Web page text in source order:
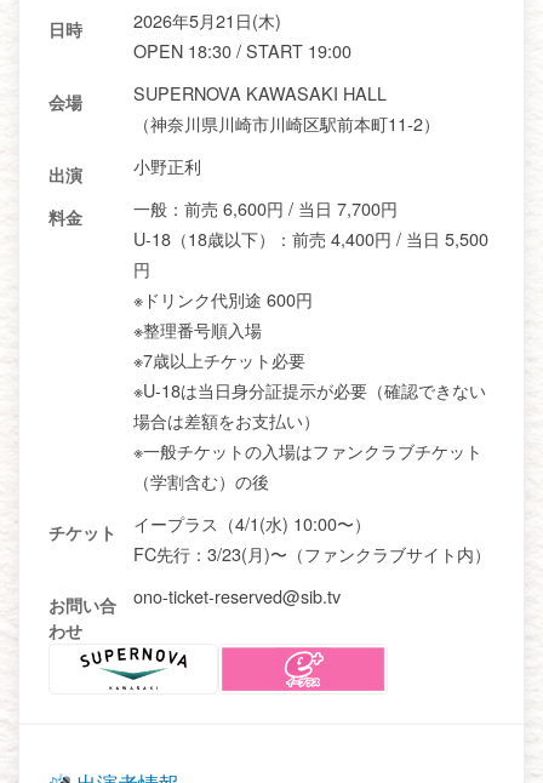
日時
2026年5月21日(木)
OPEN 18:30 / START 19:00
会場
SUPERNOVA KAWASAKI HALL
（神奈川県川崎市川崎区駅前本町11-2）
出演 小野正利
料金
一般：前売 6,600円 / 当日 7,700円
U-18（18歳以下）：前売 4,400円 / 当日 5,500
円
※ドリンク代別途 600円
※整理番号順入場
※7歳以上チケット必要
※U-18は当日身分証提示が必要（確認できない
場合は差額をお支払い）
※一般チケットの入場はファンクラブチケット
（学割含む）の後
チケット
イープラス（4/1(水) 10:00〜）
FC先行：3/23(月)〜（ファンクラブサイト内）
お問い合
わせ
ono-ticket-reserved@sib.tv